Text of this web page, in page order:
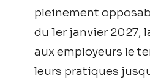
pleinement
du 1er janvier 2027,
aux employeurs le
leurs pratiques